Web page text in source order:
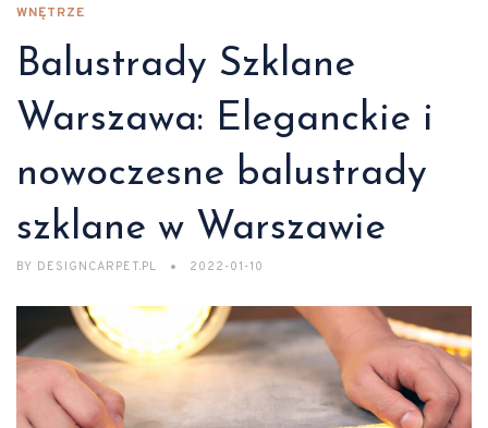
WNĘTRZE
Balustrady Szklane
Warszawa: Eleganckie i
nowoczesne balustrady
szklane w Warszawie
BY DESIGNCARPET.PL 2022-01-10